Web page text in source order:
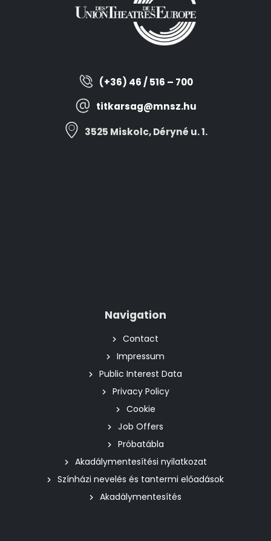
(+36) 46 / 516 – 700
titkarsag@mnsz.hu
3525 Miskolc, Déryné u. 1.
Navigation
Contact
Impressum
Public Interest Data
Privacy Policy
Cookie
Job Offers
Próbatábla
Akadálymentesítési nyilatkozat
Színházi nevelés és tantermi előadások
Akadálymentesítés